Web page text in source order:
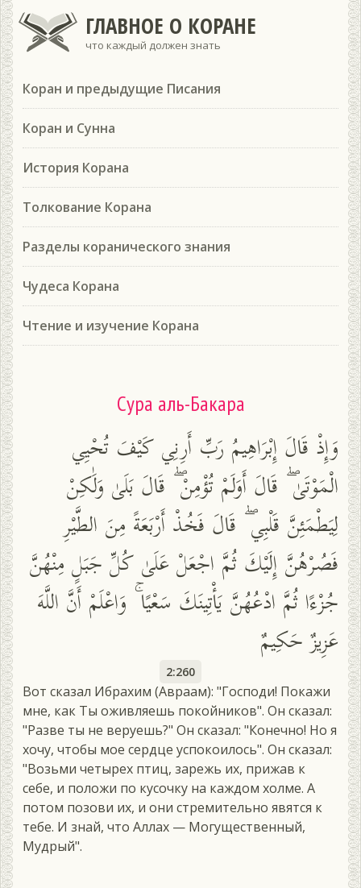
ГЛАВНОЕ О КОРАНЕ
что каждый должен знать
Коран и предыдущие Писания
Коран и Сунна
История Корана
Толкование Корана
Разделы коранического знания
Чудеса Корана
Чтение и изучение Корана
Сура аль-Бакара
وَإِذْ قَالَ إِبْرَاهِيمُ رَبِّ أَرِنِي كَيْفَ تُحْيِي
الْمَوْتَىٰ ۖ قَالَ أَوَلَمْ تُؤْمِنْ ۖ قَالَ بَلَىٰ وَلَٰكِنْ
لِيَطْمَئِنَّ قَلْبِي ۖ قَالَ فَخُذْ أَرْبَعَةً مِنَ الطَّيْرِ
فَصُرْهُنَّ إِلَيْكَ ثُمَّ اجْعَلْ عَلَىٰ كُلِّ جَبَلٍ مِنْهُنَّ
جُزْءًا ثُمَّ ادْعُهُنَّ يَأْتِينَكَ سَعْيًا ۚ وَاعْلَمْ أَنَّ اللَّهَ
عَزِيزٌ حَكِيمٌ
2:260
Вот сказал Ибрахим (Авраам): "Господи! Покажи
мне, как Ты оживляешь покойников". Он сказал:
"Разве ты не веруешь?" Он сказал: "Конечно! Но я
хочу, чтобы мое сердце успокоилось". Он сказал:
"Возьми четырех птиц, зарежь их, прижав к
себе, и положи по кусочку на каждом холме. А
потом позови их, и они стремительно явятся к
тебе. И знай, что Аллах — Могущественный,
Мудрый".